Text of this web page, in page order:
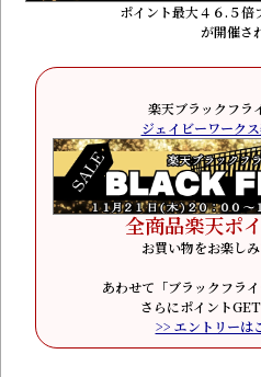
ポイント最大４６.５倍
が開催さ
楽天ブラックフラ
ジェイビーワーク
全商品楽天ポ
お買い物をお楽し
あわせて「ブラックフラ
さらにポイント
>> エントリーは